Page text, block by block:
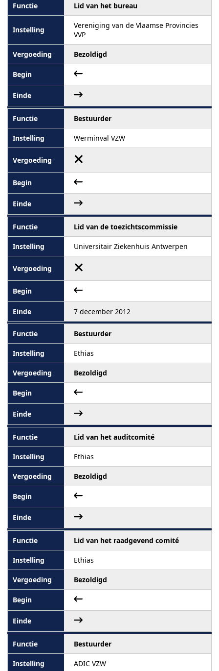
Lid van het bureau
Vereniging van de Vlaamse Provincies
VVP
Bezoldigd
Bestuurder
Werminval VZW
Lid van de toezichtscommissie
Universitair Ziekenhuis Antwerpen
7 december 2012
Bestuurder
Ethias
Bezoldigd
Lid van het auditcomité
Ethias
Bezoldigd
Lid van het raadgevend comité
Ethias
Bezoldigd
Bestuurder
ADIC VZW